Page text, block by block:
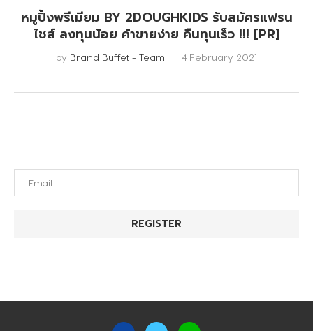
หมูปิ้งพรีเมียม BY 2DOUGHKIDS รับสมัครแฟรน
ไชส์ ลงทุนน้อย ค้าขายง่าย คืนทุนเร็ว !!! [PR]
by Brand Buffet - Team 4 February 2021